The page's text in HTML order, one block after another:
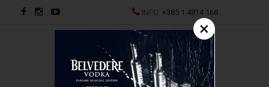
INFO:+385 1 4814 168
×